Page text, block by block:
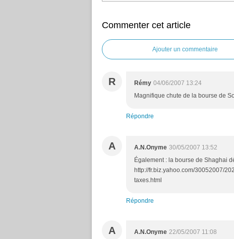
Commenter cet article
Ajouter un commentaire
R Rémy 04/06/2007 13:24
Magnifique chute de la bourse de
Répondre
A A.N.Onyme 30/05/2007 13:52
Également : la bourse de Shaghai
http://fr.biz.yahoo.com/30052007/
taxes.html
Répondre
A A.N.Onyme 22/05/2007 11:08